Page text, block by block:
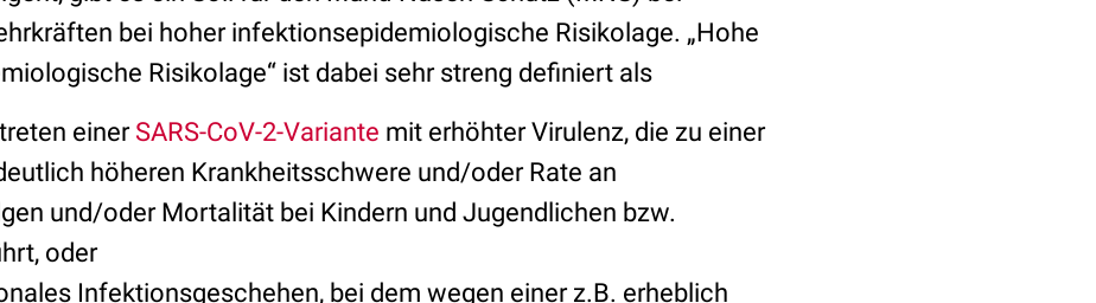
bei hoher infektionsepidemiologische Risikolage. „Hohe
Risikolage“ ist dabei sehr streng definiert als
einerSARS-CoV-2-Variante mit erhöhter Virulenz, die zu einer
höheren Krankheitsschwere und/oder Rate an
und/oder Mortalität bei Kindern und Jugendlichen bzw.
oder
Infektionsgeschehen, bei dem wegen einer z.B. erheblich